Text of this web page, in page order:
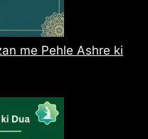
me Pehle Ashre ki